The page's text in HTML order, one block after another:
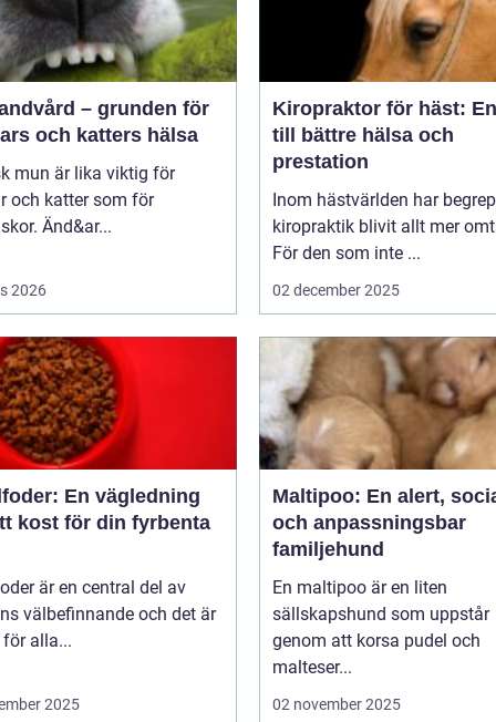
– grunden för
och katters hälsa
mun är lika viktig för
och katter som för
Änd&ar...
2026
Kiropraktor för häst:
till bättre hälsa och
prestation
Inom hästvärlden har
kiropraktik blivit allt mer
För den som inte ...
02 december 2025
En vägledning
kost för din fyrbenta
är en central del av
välbefinnande och det är
alla...
2025
Maltipoo: En alert,
och anpassningsbar
familjehund
En maltipoo är en liten
sällskapshund som uppstår
genom att korsa pudel och
malteser...
02 november 2025